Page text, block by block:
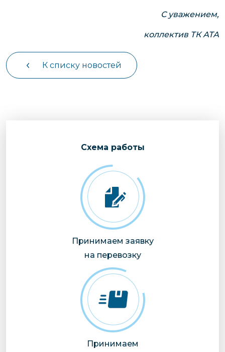
С уважением,
коллектив ТК АТА
К списку новостей
Cхема работы
Принимаем заявку
на перевозку
Принимаем